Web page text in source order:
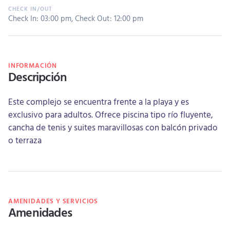
Check In: 03:00 pm,Check Out: 12:00 pm
INFORMACIÓN
Descripción
Este complejo se encuentra frente a la playa y es
exclusivo para adultos. Ofrece piscina tipo río fluyente,
cancha de tenis y suites maravillosas con balcón privado
o terraza
AMENIDADES Y SERVICIOS
Amenidades